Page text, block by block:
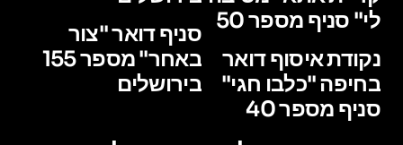
לי" סניף מספר 50
נקודת איסוף דואר
בחיפה "כלבו חגי"
סניף מספר 40
סניף דואר "צור
באחר" מספר 155
בירושלים